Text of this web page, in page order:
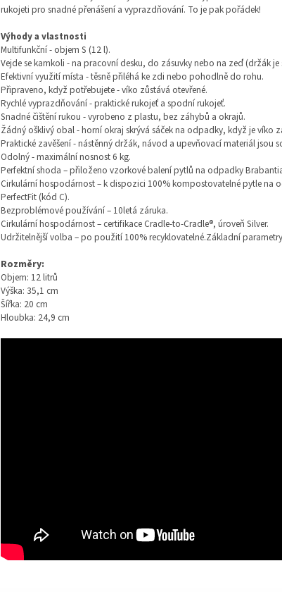
rukojeti pro snadné přenášení a vyprazdňování. To je pak pořádek!
Výhody a vlastnosti
Multifunkční - objem S (12 l).
Vejde se kamkoli - na pracovní desku, do zásuvky nebo na zeď (držák je
Efektivní využití místa - těsně přiléhá ke zdi nebo pohodlně do rohu.
Připraveno, když potřebujete - víko zůstává otevřené.
Rychlé vyprazdňování - praktické rukojeť a spodní rukojeť.
Snadné čištění rukou - vyrobeno z plastu, bez záhybů a okrajů.
Žádný ošklivý obal - horní okraj skrývá sáček na odpadky, když je víko
Praktické zavěšení - nástěnný držák, návod a upevňovací materiál jsou
Odolný - maximální nosnost 6 kg.
Perfektní shoda – přiloženo vzorkové balení pytlů na odpadky
Cirkulární hospodárnost – k dispozici 100% kompostovatelné pytle na
PerfectFit (kód C).
Bezproblémové používání – 10letá záruka.
Cirkulární hospodárnost – certifikace Cradle-to-Cradle®, úroveň Silver.
Udržitelnější volba – po použití 100% recyklovatelné.Základní parametry
Rozměry:
Objem: 12 litrů
Výška: 35,1 cm
Šířka: 20 cm
Hloubka: 24,9 cm